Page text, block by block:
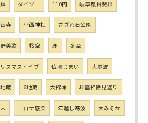
ダイソー 110円 岐阜県揖斐郡
寺 小西神社 さざれ石公園
美歌 桜空 鹿 冬至
スマス・イブ 仏壇じまい 大寒波
蔵 6地蔵 大掃除 お墓掃除見返り
コロナ感染 年越し寒波 大みそか